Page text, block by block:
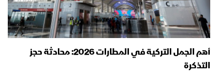
أهم الجمل التركية في المطارات 2026: محادثة حجز
التذكرة